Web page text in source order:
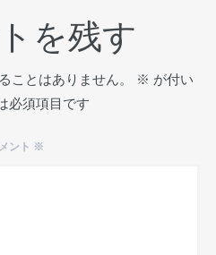
を残す
ことはありません。 ※ が付い
必須項目です
ント ※